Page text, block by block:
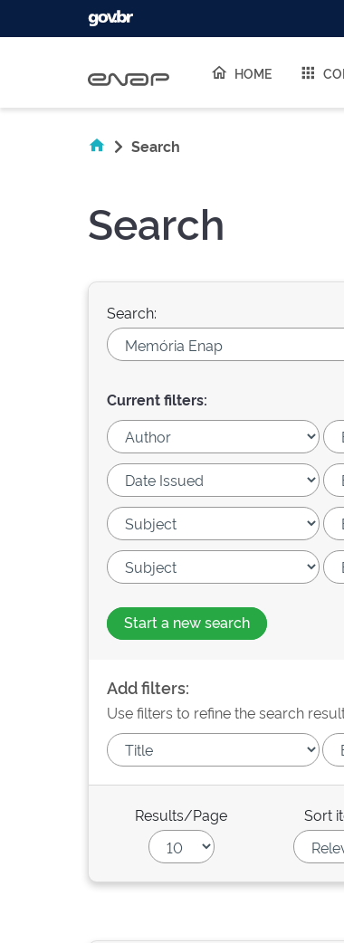
HOME
Search
Search
Search:
Current filters:
Start a new search
Add filters:
Use filters to refine the search
Results/Page Sort